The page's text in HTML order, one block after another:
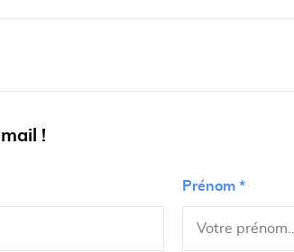
!
Prénom *